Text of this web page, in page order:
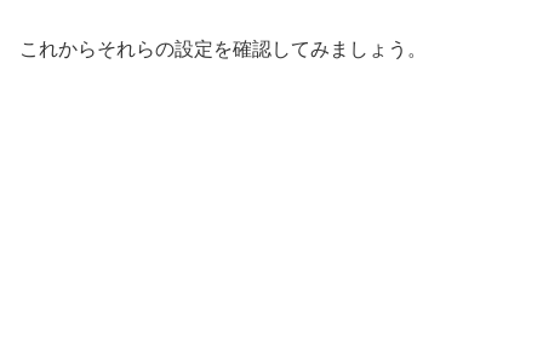
これからそれらの設定を確認してみましょう。